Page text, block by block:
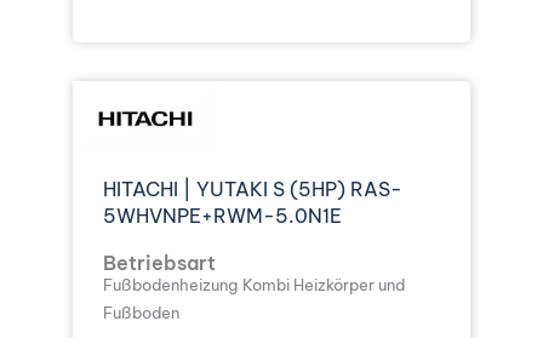
HITACHI | YUTAKI S (5HP) RAS-
5WHVNPE+RWM-5.0N1E
Betriebsart
Fußbodenheizung Kombi Heizkörper und
Fußboden